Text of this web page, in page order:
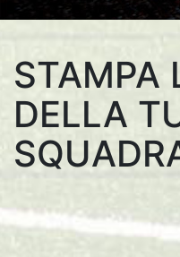
STAMPA
DELLA